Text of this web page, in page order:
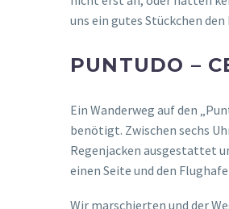
uns ein gutes Stückchen
PUNTUDO –
Ein Wanderweg auf den
benötigt. Zwischen sechs
Regenjacken ausgestattet
einen Seite und den
Wir marschierten und der